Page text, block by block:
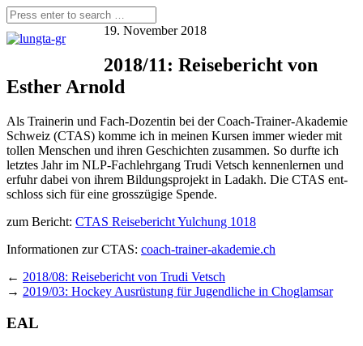
19. November 2018
2018/11: Reisebericht von
Esther Arnold
Als Trai­ne­rin und Fach-Dozen­tin bei der Coach-Trai­ner-Aka­de­mie
Schweiz (CTAS) kom­me ich in mei­nen Kur­sen immer wie­der mit
tol­len Men­schen und ihren Geschich­ten zusam­men. So durf­te ich
letz­tes Jahr im NLP-Fach­lehr­gang Tru­di Vetsch ken­nen­ler­nen und
erfuhr dabei von ihrem Bil­dungs­pro­jekt in Lad­akh. Die CTAS ent­
schloss sich für eine gross­zü­gi­ge Spende.
zum Bericht: CTAS Rei­se­be­richt Yulch­ung 1018
Infor­ma­tio­nen zur CTAS: coach-trainer-akademie.ch
← 2018/08: Reisebericht von Trudi Vetsch
→ 2019/03: Hockey Ausrüstung für Jugendliche in Choglamsar
EAL